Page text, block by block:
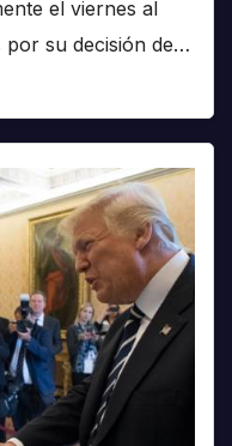
el viernes al
por su decisión de…